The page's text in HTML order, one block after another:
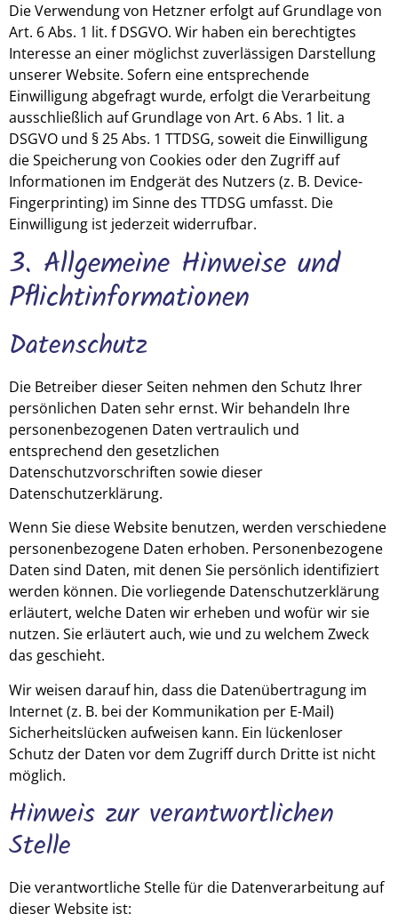
Die Verwendung von Hetzner erfolgt auf Grundlage von
Art. 6 Abs. 1 lit. f DSGVO. Wir haben ein berechtigtes
Interesse an einer möglichst zuverlässigen Darstellung
unserer Website. Sofern eine entsprechende
Einwilligung abgefragt wurde, erfolgt die Verarbeitung
ausschließlich auf Grundlage von Art. 6 Abs. 1 lit. a
DSGVO und § 25 Abs. 1 TTDSG, soweit die Einwilligung
die Speicherung von Cookies oder den Zugriff auf
Informationen im Endgerät des Nutzers (z. B. Device-
Fingerprinting) im Sinne des TTDSG umfasst. Die
Einwilligung ist jederzeit widerrufbar.
3. Allgemeine Hinweise und
Pflicht­informationen
Datenschutz
Die Betreiber dieser Seiten nehmen den Schutz Ihrer
persönlichen Daten sehr ernst. Wir behandeln Ihre
personenbezogenen Daten vertraulich und
entsprechend den gesetzlichen
Datenschutzvorschriften sowie dieser
Datenschutzerklärung.
Wenn Sie diese Website benutzen, werden verschiedene
personenbezogene Daten erhoben. Personenbezogene
Daten sind Daten, mit denen Sie persönlich identifiziert
werden können. Die vorliegende Datenschutzerklärung
erläutert, welche Daten wir erheben und wofür wir sie
nutzen. Sie erläutert auch, wie und zu welchem Zweck
das geschieht.
Wir weisen darauf hin, dass die Datenübertragung im
Internet (z. B. bei der Kommunikation per E-Mail)
Sicherheitslücken aufweisen kann. Ein lückenloser
Schutz der Daten vor dem Zugriff durch Dritte ist nicht
möglich.
Hinweis zur verantwortlichen
Stelle
Die verantwortliche Stelle für die Datenverarbeitung auf
dieser Website ist: